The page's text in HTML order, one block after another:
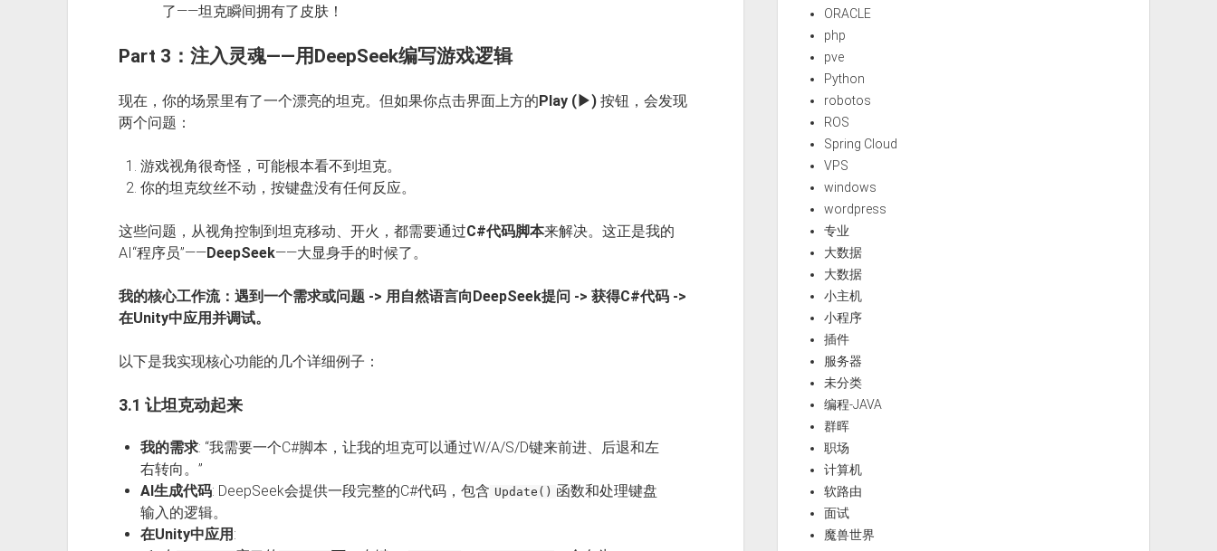
了——坦克瞬间拥有了皮肤！
Part 3：注入灵魂——用DeepSeek编写游戏逻辑
现在，你的场景里有了一个漂亮的坦克。但如果你点击界面上方的Play (▶)按钮，会发现
两个问题：
游戏视角很奇怪，可能根本看不到坦克。
你的坦克纹丝不动，按键盘没有任何反应。
这些问题，从视角控制到坦克移动、开火，都需要通过C#代码脚本来解决。这正是我的
AI“程序员”——DeepSeek——大显身手的时候了。
我的核心工作流：遇到一个需求或问题 -> 用自然语言向DeepSeek提问 -> 获得C#代码 ->
在Unity中应用并调试。
以下是我实现核心功能的几个详细例子：
3.1 让坦克动起来
我的需求: “我需要一个C#脚本，让我的坦克可以通过W/A/S/D键来前进、后退和左
右转向。”
AI生成代码: DeepSeek会提供一段完整的C#代码，包含 Update() 函数和处理键盘
输入的逻辑。
在Unity中应用 :
ORACLE
php
pve
Python
robotos
ROS
Spring Cloud
VPS
windows
wordpress
专业
大数据
大数据
小主机
小程序
插件
服务器
未分类
编程-JAVA
群晖
职场
计算机
软路由
面试
魔兽世界